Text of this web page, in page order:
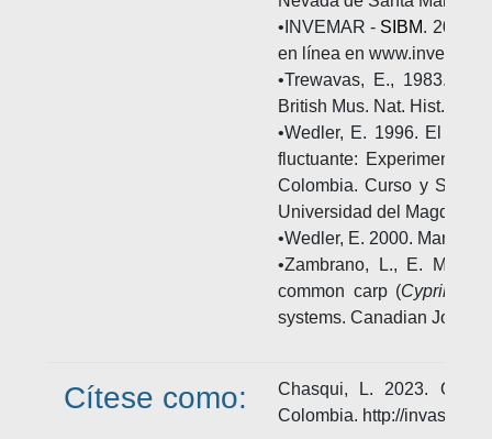
•INVEMAR - SIBM. 2023.
en línea en
•Trewavas, E., 1983.
British Mus. Nat. Hist.,
•Wedler, E. 1996. El
fluctuante: Experimentos
Colombia. Curso y
Universidad del
•Wedler, E. 2000.
•Zambrano, L., E.
common carp (Cyprinus
systems. Canadian
Cítese como:
Chasqui, L. 2023.
Colombia. http://